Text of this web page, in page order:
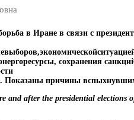
в Иране в связи с
сохранения
причины вспыхнувших
and after the presidential elections